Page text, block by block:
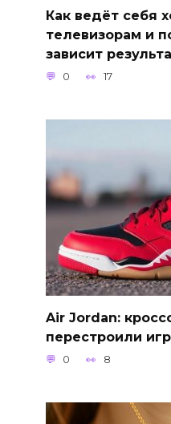
Как ведёт себя
телевизорам и
зависит
0 17
Air Jordan:
перестроили
0 8